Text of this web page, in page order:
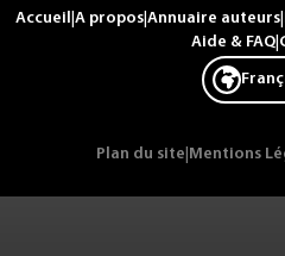
Accueil A propos Annuaire auteurs
Aide & FAQ|
Plan du site Mentions